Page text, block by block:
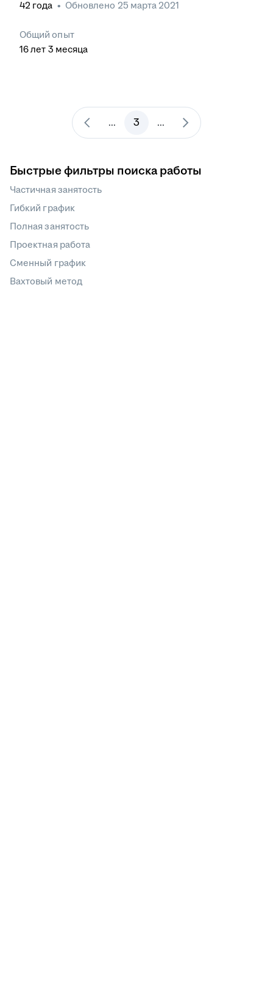
42 года • Обновлено 25 марта 2021
Общий опыт
16лет 3 месяца
... 3 ...
Быстрые фильтры поиска работы
Частичная занятость
Гибкий график
Полная занятость
Проектная работа
Сменный график
Вахтовый метод